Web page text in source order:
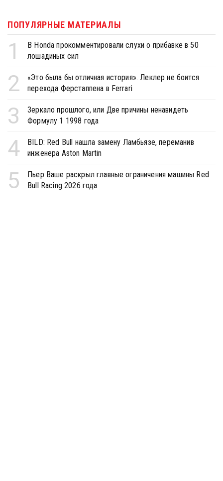
ПОПУЛЯРНЫЕ МАТЕРИАЛЫ
1
В Honda прокомментировали слухи о прибавке в 50
лошадиных сил
2
«Это была бы отличная история». Леклер не боится
перехода Ферстаппена в Ferrari
3
Зеркало прошлого, или Две причины ненавидеть
Формулу 1 1998 года
4
BILD: Red Bull нашла замену Ламбьязе, переманив
инженера Aston Martin
5
Пьер Ваше раскрыл главные ограничения машины Red
Bull Racing 2026 года